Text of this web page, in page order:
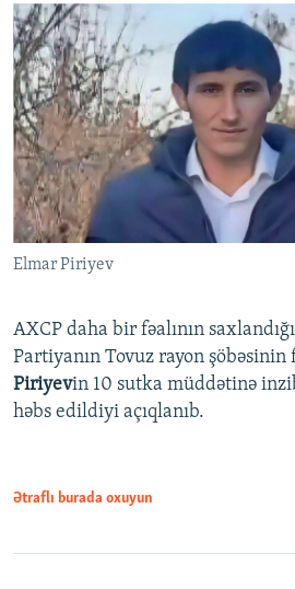
Elmar Piriyev
AXCP daha bir fəalının
Partiyanın Tovuz rayon şöbəsinin
Piriyevin 10 sutka müddətinə
həbs edildiyi açıqlanıb.
Ətraflı burada oxuyun